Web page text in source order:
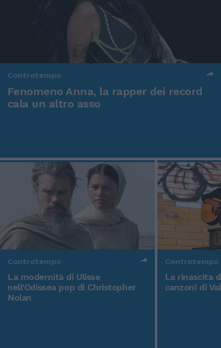
Controtempo
Fenomeno Anna, la rapper dei record
cala un altro asso
Controtempo
La modernità di Ulisse
nell'Odissea pop di Christopher
Nolan
Controtempo
La rinascita
canzoni di